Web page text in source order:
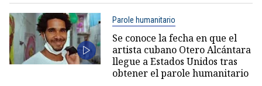
Parole humanitario
Se conoce la fecha en que el
artista cubano Otero Alcántara
llegue a Estados Unidos tras
obtener el parole humanitario